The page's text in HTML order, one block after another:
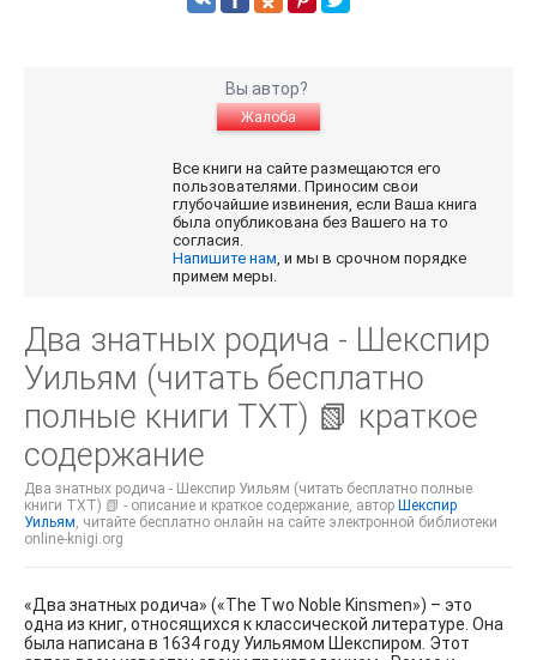
Вы автор?
Жалоба
Все книги на сайте размещаются его
пользователями. Приносим свои
глубочайшие извинения, если Ваша книга
была опубликована без Вашего на то
согласия.
Напишите нам , и мы в срочном порядке
примем меры.
Два знатных родича - Шекспир
Уильям (читать бесплатно
полные книги TXT) 📗 краткое
содержание
Два знатных родича - Шекспир Уильям (читать бесплатно полные
книги TXT) 📗 - описание и краткое содержание, автор Шекспир
Уильям , читайте бесплатно онлайн на сайте электронной библиотеки
online-knigi.org
«Два знатных родича» («The Two Noble Kinsmen») – это
одна из книг, относящихся к классической литературе. Она
была написана в 1634 году Уильямом Шекспиром. Этот